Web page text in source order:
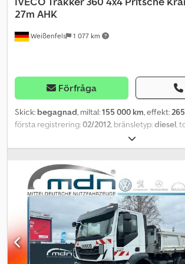
Weißenfels 1 077 km
27m AHK
Förfråga
Skick: begagnad, miltal:155 000 km, effekt:
första registrering:02/2012, bränsletyp:diesel,
blå
emissionsklass:Euro 5, lastutrymmets längd:3
lastutrymmets bredd:
stabilitetsprogram (ESP), fyrhjulsdrift, kran,
navigationssystem, partikelfilter , Int-nr.: 145
kraftfull kran och vajerkätting * Iveco * Trakker
* Manuell växellåda * Flak * Tillåten totalvikt 18
Lastkapacitet 4000 kg * KRAN EFFER 305.11 *
Lateral räckvidd ca 22 m * 4x hydraulisk utskjut
hydrauliska stödben * VAJERKÄTTING *
* Bladfjäderfram- och bakaxel *